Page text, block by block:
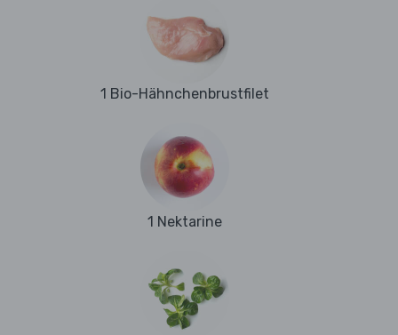
1 Bio-Hähnchenbrustfilet
1 Nektarine